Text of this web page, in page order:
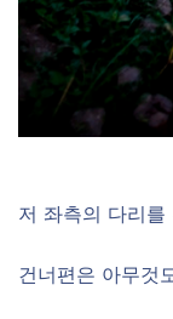
저 좌측의 다리
건너편은 아무것